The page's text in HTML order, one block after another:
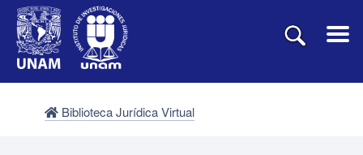
Biblioteca Jurídica Virtual